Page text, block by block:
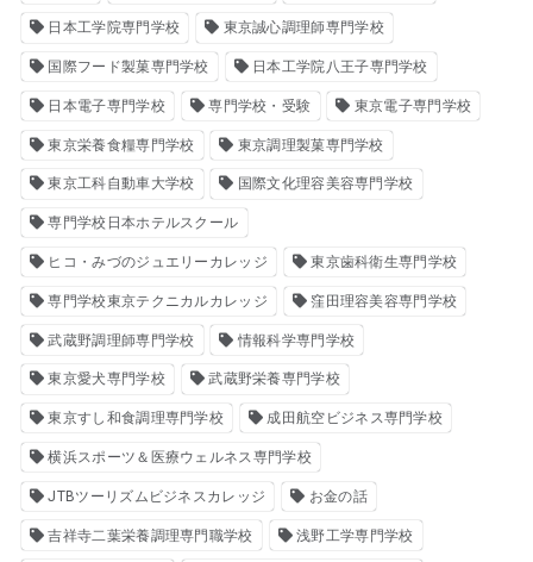
日本工学院専門学校 東京誠心調理師専門学校
国際フード製菓専門学校 日本工学院八王子専門学校
日本電子専門学校 専門学校・受験 東京電子専門学校
東京栄養食糧専門学校 東京調理製菓専門学校
東京工科自動車大学校 国際文化理容美容専門学校
専門学校日本ホテルスクール
ヒコ・みづのジュエリーカレッジ 東京歯科衛生専門学校
専門学校東京テクニカルカレッジ 窪田理容美容専門学校
武蔵野調理師専門学校 情報科学専門学校
東京愛犬専門学校 武蔵野栄養専門学校
東京すし和食調理専門学校 成田航空ビジネス専門学校
横浜スポーツ＆医療ウェルネス専門学校
JTBツーリズムビジネスカレッジ お金の話
吉祥寺二葉栄養調理専門職学校 浅野工学専門学校